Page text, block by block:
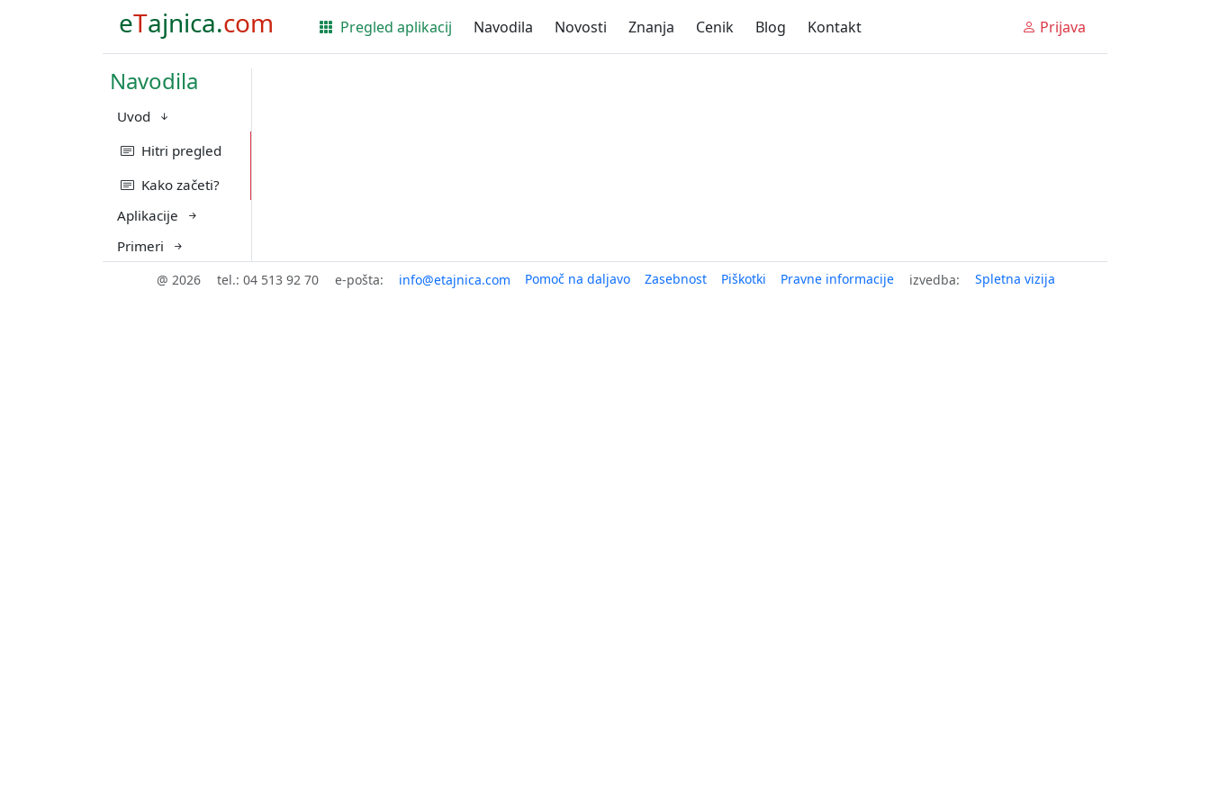
eTajnica.com Pregled aplikacij Navodila Novosti Znanja Cenik Blog Kontakt Prijava
Navodila
Uvod
Hitri pregled
Kako začeti?
Aplikacije
Primeri
@ 2026 tel.: 04 513 92 70 e-pošta: Pomoč na daljavo Zasebnost Piškotki Pravne informacije izvedba: Spletna vizija